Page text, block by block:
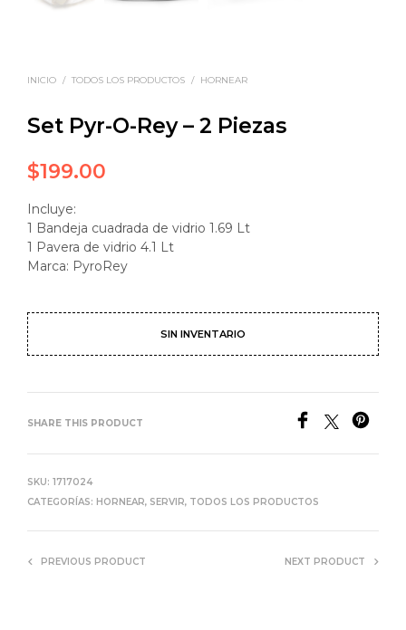
INICIO / TODOS LOS PRODUCTOS / HORNEAR
Set Pyr-O-Rey – 2 Piezas
$199.00
Incluye:
1 Bandeja cuadrada de vidrio 1.69 Lt
1 Pavera de vidrio 4.1 Lt
Marca: PyroRey
SIN INVENTARIO
SHARE THIS PRODUCT
SKU: 1717024
CATEGORÍAS: HORNEAR, SERVIR, TODOS LOS PRODUCTOS
PREVIOUS PRODUCT NEXT PRODUCT